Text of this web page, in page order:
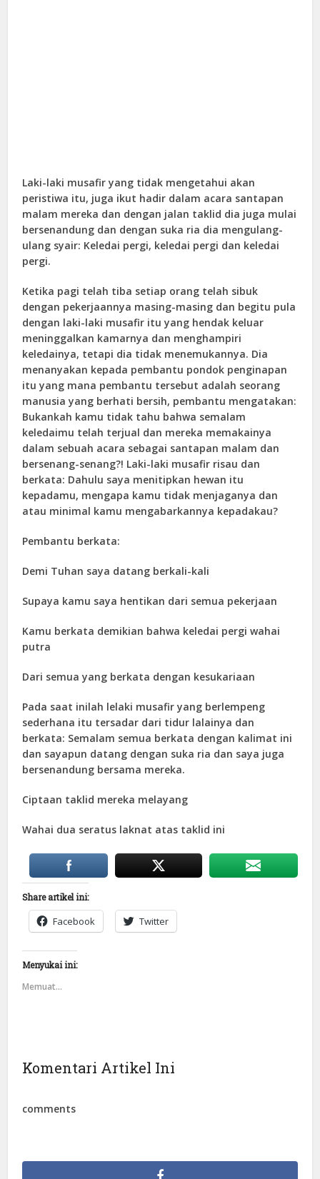
Laki-laki musafir yang tidak mengetahui akan
peristiwa itu, juga ikut hadir dalam acara santapan
malam mereka dan dengan jalan taklid dia juga mulai
bersenandung dan dengan suka ria dia mengulang-
ulang syair: Keledai pergi, keledai pergi dan keledai
pergi.
Ketika pagi telah tiba setiap orang telah sibuk
dengan pekerjaannya masing-masing dan begitu pula
dengan laki-laki musafir itu yang hendak keluar
meninggalkan kamarnya dan menghampiri
keledainya, tetapi dia tidak menemukannya. Dia
menanyakan kepada pembantu pondok penginapan
itu yang mana pembantu tersebut adalah seorang
manusia yang berhati bersih, pembantu mengatakan:
Bukankah kamu tidak tahu bahwa semalam
keledaimu telah terjual dan mereka memakainya
dalam sebuah acara sebagai santapan malam dan
bersenang-senang?! Laki-laki musafir risau dan
berkata: Dahulu saya menitipkan hewan itu
kepadamu, mengapa kamu tidak menjaganya dan
atau minimal kamu mengabarkannya kepadakau?
Pembantu berkata:
Demi Tuhan saya datang berkali-kali
Supaya kamu saya hentikan dari semua pekerjaan
Kamu berkata demikian bahwa keledai pergi wahai
putra
Dari semua yang berkata dengan kesukariaan
Pada saat inilah lelaki musafir yang berlempeng
sederhana itu tersadar dari tidur lalainya dan
berkata: Semalam semua berkata dengan kalimat ini
dan sayapun datang dengan suka ria dan saya juga
bersenandung bersama mereka.
Ciptaan taklid mereka melayang
Wahai dua seratus laknat atas taklid ini
Share artikel ini:
Facebook Twitter
Menyukai ini:
Memuat...
Komentari Artikel Ini
comments